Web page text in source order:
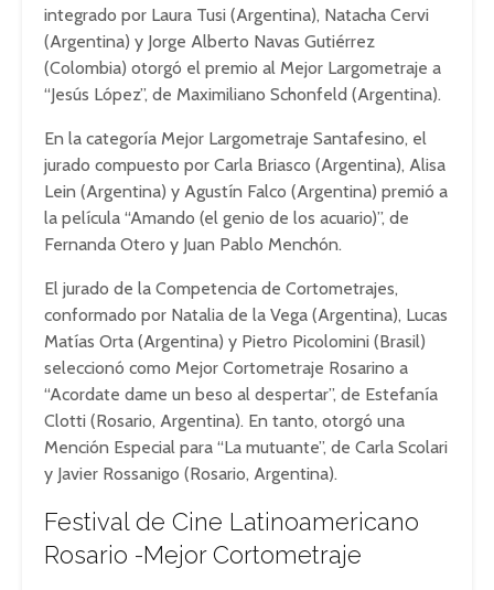
integrado por Laura Tusi (Argentina), Natacha Cervi
(Argentina) y Jorge Alberto Navas Gutiérrez
(Colombia) otorgó el premio al Mejor Largometraje a
“Jesús López”, de Maximiliano Schonfeld (Argentina).
En la categoría Mejor Largometraje Santafesino, el
jurado compuesto por Carla Briasco (Argentina), Alisa
Lein (Argentina) y Agustín Falco (Argentina) premió a
la película “Amando (el genio de los acuario)”, de
Fernanda Otero y Juan Pablo Menchón.
El jurado de la Competencia de Cortometrajes,
conformado por Natalia de la Vega (Argentina), Lucas
Matías Orta (Argentina) y Pietro Picolomini (Brasil)
seleccionó como Mejor Cortometraje Rosarino a
“Acordate dame un beso al despertar”, de Estefanía
Clotti (Rosario, Argentina). En tanto, otorgó una
Mención Especial para “La mutuante”, de Carla Scolari
y Javier Rossanigo (Rosario, Argentina).
Festival de Cine Latinoamericano
Rosario -Mejor Cortometraje